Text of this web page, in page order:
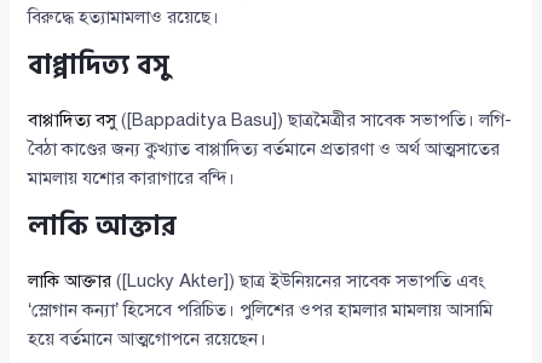
বিরুদ্ধে হত্যামামলাও রয়েছে।
বাপ্পাদিত্য বসু
বাপ্পাদিত্য বসু([Bappaditya Basu]) ছাত্রমৈত্রীর সাবেক সভাপতি। লগি-
বৈঠা কাণ্ডের জন্য কুখ্যাত বাপ্পাদিত্য বর্তমানে প্রতারণা ও অর্থ আত্মসাতের
মামলায় যশোর কারাগারে বন্দি।
লাকি আক্তার
লাকি আক্তার ([Lucky Akter]) ছাত্র ইউনিয়নের সাবেক সভাপতি এবং
‘স্লোগান কন্যা’ হিসেবে পরিচিত। পুলিশের ওপর হামলার মামলায় আসামি
হয়ে বর্তমানে আত্মগোপনে রয়েছেন।